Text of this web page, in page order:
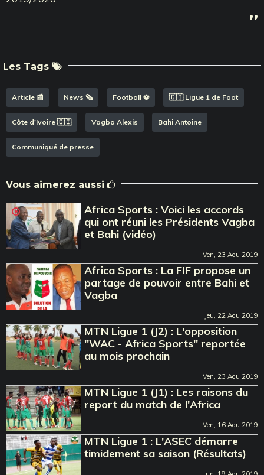
’’
Les Tags
Article 📰 News 🗞️ Football ⚽️ 🇨🇮 Ligue 1 de Foot
Côte d'Ivoire 🇨🇮 Vagba Alexis Bahi Antoine
Communiqué de presse
Vous aimerez aussi
Africa Sports : Voici les accords
qui ont réuni les Présidents Vagba
et Bahi (vidéo)
Ven, 23 Aou 2019
Africa Sports : La FIF propose un
partage de pouvoir entre Bahi et
Vagba
Jeu, 22 Aou 2019
MTN Ligue 1 (J2) : L'opposition
''WAC - Africa Sports'' reportée
au mois prochain
Ven, 23 Aou 2019
MTN Ligue 1 (J1) : Les raisons du
report du match de l'Africa
Ven, 16 Aou 2019
MTN Ligue 1 : L'ASEC démarre
timidement sa saison (Résultats)